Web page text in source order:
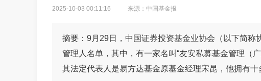
2025-10-03 00:11:16 来源：中国基金报
摘要：9月29日，中国证券投资基金业协会（以下简
管理人名单，其中，有一家名叫“友安私募基金管理（
其法定代表人是易方达基金原基金经理宋昆，他拥有十